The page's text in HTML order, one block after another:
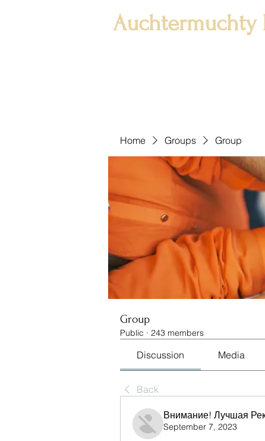
Auchtermuchty
Home Groups Group
Group
Public · 243 members
Discussion Media
Back
Внимание! Лучшая
September 7, 2023